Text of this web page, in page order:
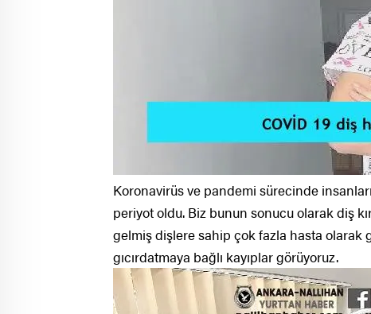
Koronavirüs ve pandemi sürecinde
periyot oldu. Biz bunun sonucu olarak diş
gelmiş dişlere sahip çok fazla hasta olarak
gıcırdatmaya bağlı kayıplar görüyoruz.